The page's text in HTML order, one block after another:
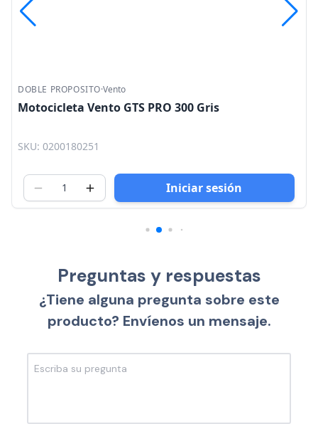
DOBLE PROPOSITO·Vento
Motocicleta Vento GTS PRO 300 Gris
SKU: 0200180251
Iniciar sesión
Preguntas y respuestas
¿Tiene alguna pregunta sobre este
producto? Envíenos un mensaje.